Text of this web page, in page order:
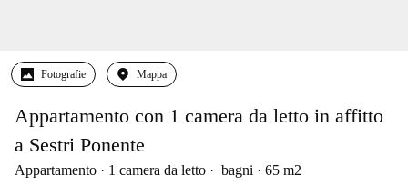
Fotografie Mappa
Appartamento con 1 camera da letto in affitto
a Sestri Ponente
Appartamento 1 camera da letto bagni 65 m2